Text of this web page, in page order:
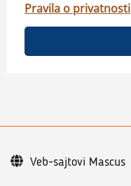
Pravila o privatnosti
Veb-sajtovi Mascus